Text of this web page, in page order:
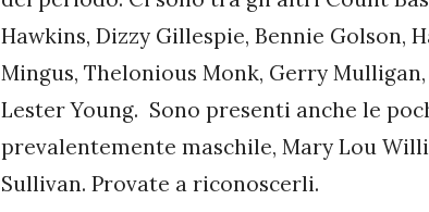
Hawkins, Dizzy Gillespie, Bennie Golson,
Mingus, Thelonious Monk, Gerry
Lester Young. Sono presenti anche le
prevalentemente maschile, Mary Lou
Sullivan. Provate a riconoscerli.